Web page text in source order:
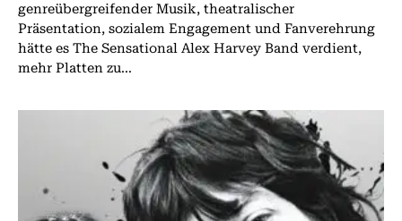
genreübergreifender Musik, theatralischer
Präsentation, sozialem Engagement und Fanverehrung
hätte es The Sensational Alex Harvey Band verdient,
mehr Platten zu...